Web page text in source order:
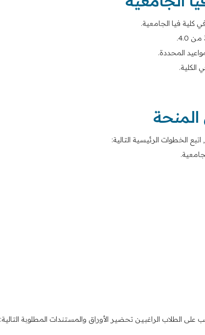
كلية فيا الجامعية.
المحددة.
الخطوات الرئيسية التالية:
الطلاب الراغبين تحضير الأوراق والمستندات المطلوبة التالية: